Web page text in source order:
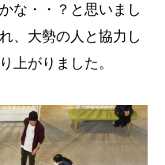
な・・？と思いまし
、大勢の人と協力し
上がりました。